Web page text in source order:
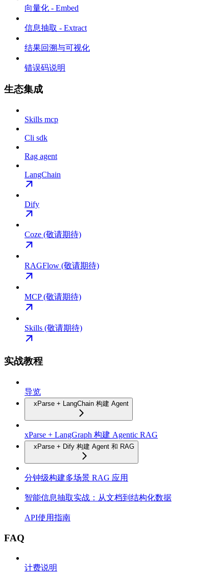
向量化 - Embed
信息抽取 - Extract
结果回溯与可视化
错误码说明
生态集成
Skills mcp
Cli sdk
Rag agent
LangChain
Dify
Coze (敬请期待)
RAGFlow (敬请期待)
MCP (敬请期待)
Skills (敬请期待)
实战教程
导览
xParse + LangChain 构建 Agent
xParse + LangGraph 构建 Agentic RAG
xParse + Dify 构建 Agent 和 RAG
分钟级构建多场景 RAG 应用
智能信息抽取实战：从文档到结构化数据
API使用指南
FAQ
计费说明